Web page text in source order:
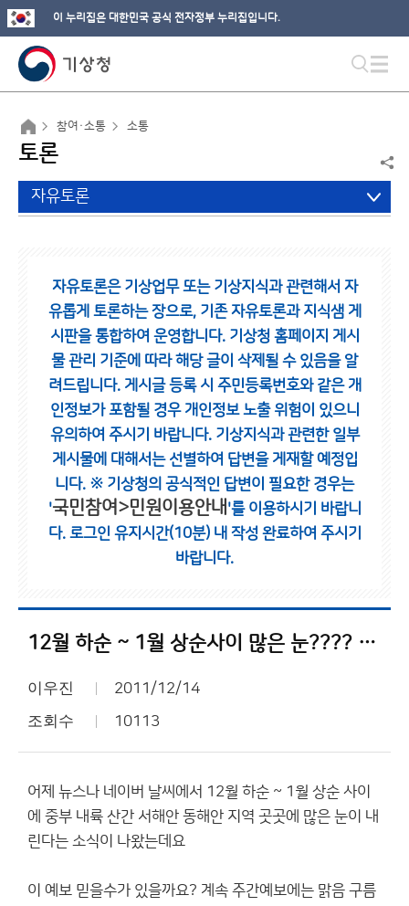
이 누리집은 대한민국 공식 전자정부 누리집입니다.
참여·소통 소통
토론
자유토론
자유토론은 기상업무 또는 기상지식과 관련해서 자
유롭게 토론하는 장으로, 기존 자유토론과 지식샘 게
시판을 통합하여 운영합니다. 기상청 홈페이지 게시
물 관리 기준에 따라 해당 글이 삭제될 수 있음을 알
려드립니다. 게시글 등록 시 주민등록번호와 같은 개
인정보가 포함될 경우 개인정보 노출 위험이 있으니
유의하여 주시기 바랍니다. 기상지식과 관련한 일부
게시물에 대해서는 선별하여 답변을 게재할 예정입
니다. ※ 기상청의 공식적인 답변이 필요한 경우는
'국민참여>민원이용안내 '를 이용하시기 바랍니
다. 로그인 유지시간(10분) 내 작성 완료하여 주시기
바랍니다.
12월 하순 ~ 1월 상순사이 많은 눈???? 믿을수 있을까요?
이우진 2011/12/14
조회수 10113
어제 뉴스나 네이버 날씨에서 12월 하순 ~ 1월 상순 사이
에 중부 내륙 산간 서해안 동해안 지역 곳곳에 많은 눈이 내
린다는 소식이 나왔는데요
이 예보 믿을수가 있을까요? 계속 주간예보에는 맑음 구름